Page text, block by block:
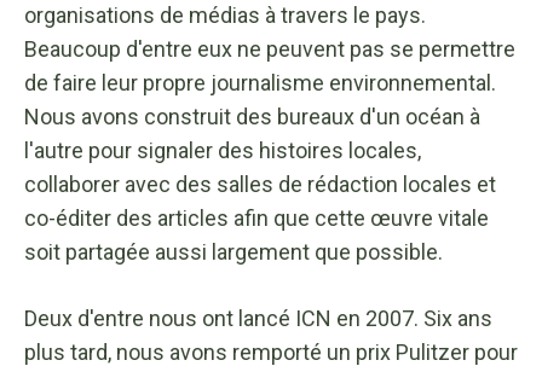
organisations de médias à travers le pays.
Beaucoup d'entre eux ne peuvent pas se permettre
de faire leur propre journalisme environnemental.
Nous avons construit des bureaux d'un océan à
l'autre pour signaler des histoires locales,
collaborer avec des salles de rédaction locales et
co-éditer des articles afin que cette œuvre vitale
soit partagée aussi largement que possible.
Deux d'entre nous ont lancé ICN en 2007. Six ans
plus tard, nous avons remporté un prix Pulitzer pour